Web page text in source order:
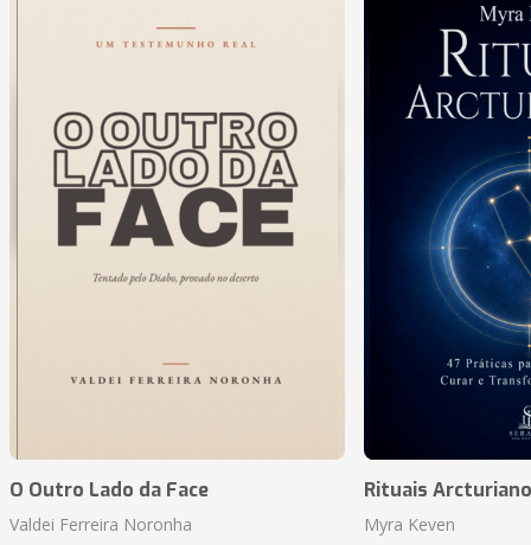
O Outro Lado da Face
Valdei Ferreira Noronha
Rituais
Myra Keven